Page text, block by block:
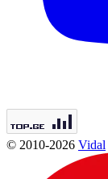
© 2010-2026 Vidal